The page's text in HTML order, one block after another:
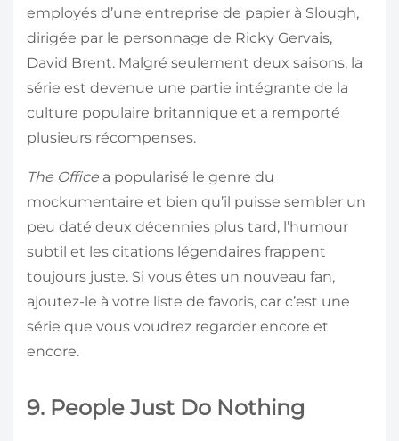
employés d’une entreprise de papier à Slough,
dirigée par le personnage de Ricky Gervais,
David Brent. Malgré seulement deux saisons, la
série est devenue une partie intégrante de la
culture populaire britannique et a remporté
plusieurs récompenses.
The Office a popularisé le genre du
mockumentaire et bien qu’il puisse sembler un
peu daté deux décennies plus tard, l’humour
subtil et les citations légendaires frappent
toujours juste. Si vous êtes un nouveau fan,
ajoutez-le à votre liste de favoris, car c’est une
série que vous voudrez regarder encore et
encore.
9. People Just Do Nothing